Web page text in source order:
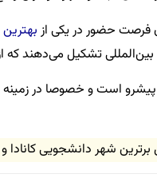
فرصت حضور در یکی از
تشکیل می‌دهند که از 150 کشور
پیشرو است و خصوصا در
برترین شهر دانشجویی